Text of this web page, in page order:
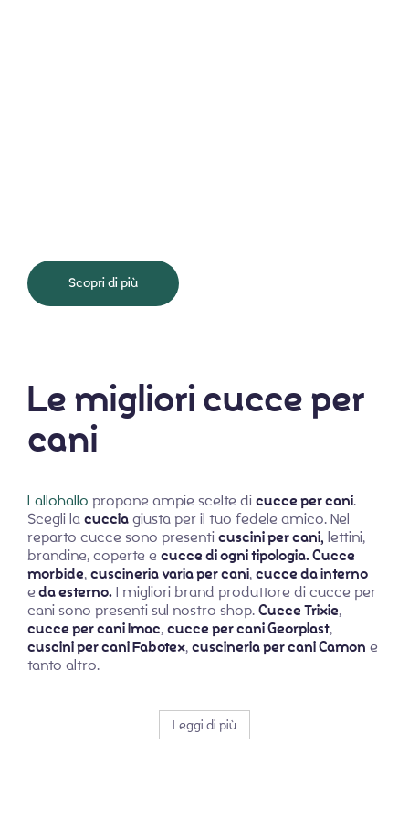
Scopri di più
Le migliori cucce per
cani
Lallohallo propone ampie scelte dicucce per cani.
Scegli lacucciagiusta per il tuo fedele amico. Nel
reparto cucce sono presenticuscini per cani, lettini,
brandine, coperte e cucce di ogni tipologia. Cucce
morbide,cuscineria varia per cani,cucce da interno
eda esterno.I migliori brand produttore di cucce per
cani sono presenti sul nostro shop.Cucce Trixie,
cucce per cani Imac,cucce per cani Georplast,
cuscini per cani Fabotex,cuscineria per cani Camon e
tanto altro.
Leggi di più